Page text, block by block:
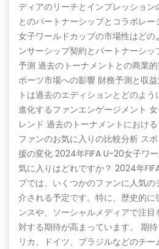
ディアのリーチとインプレッショ
とのパートナーシップとコラボレ
女子ワールドカップの市場性はど
ンサーシップ契約とパートナーシ
予測 過去のトーナメントとの商業
ポーツ市場への影響 財務予測と収
トは過去のエディションとどのよ
進化するファンエンゲージメント
レンド 過去のトーナメントにおけ
ファンのお気に入りの比較分析 ス
援の変化 2024年FIFA U-20女子ワ
気に入りはどれですか？ 2024年
プでは、いくつかのファンに人気
介される予定です。特に、歴史的
ンスや、ソーシャルメディアで注
対する期待が高まっています。 期
リカ、ドイツ、ブラジルなどのチ